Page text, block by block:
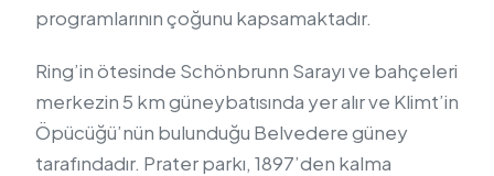
programlarının çoğunu kapsamaktadır.
Ring’in ötesinde Schönbrunn Sarayı ve bahçeleri
merkezin 5 km güneybatısında yer alır ve Klimt’in
Öpücüğü’nün bulunduğu Belvedere güney
tarafındadır. Prater parkı, 1897’den kalma